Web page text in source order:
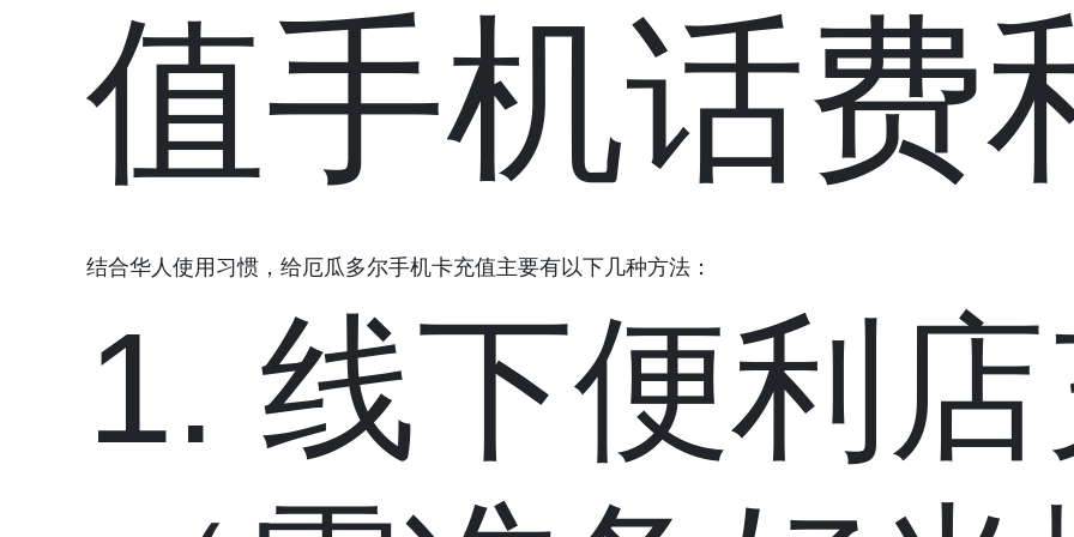
值手机话费
结合华人使用习惯，给厄瓜多尔手机卡充值主要有以下几种方法：
1. 线下便利